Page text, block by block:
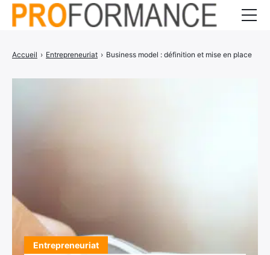
Entrepreneuriat
Accueil › Entrepreneuriat › Business model : définition et mise en place